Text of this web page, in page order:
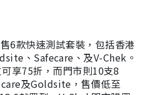
6款快速測試套裝，包括香港
、Safecare、及V-Chek。
享75折，而門市則10支8
及Goldsite，售價低至